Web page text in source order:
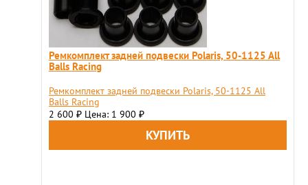
Ремкомплект задней подвески Polaris, 50-1125 All
Balls Racing
Ремкомплект задней подвески Polaris, 50-1125 All
Balls Racing
2 600 ₽ Цена: 1 900 ₽